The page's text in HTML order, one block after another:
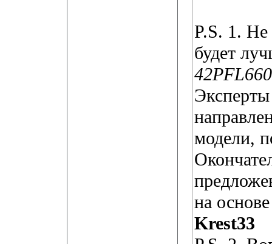
P.S. 1. Не
будет
модели,
на
Krest33